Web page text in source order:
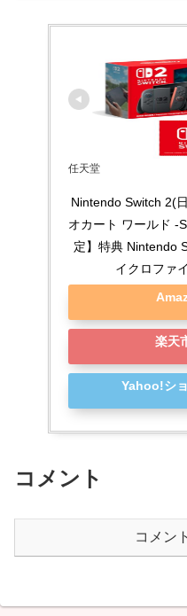
任天堂
Nintendo Switch 2(
オカート ワールド -
定】特典 Nintendo
イクロファ
楽天
Yahoo!シ
コメント
コメン